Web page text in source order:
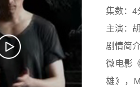
集数：4
主演：
剧情简介
微电影
雄》，